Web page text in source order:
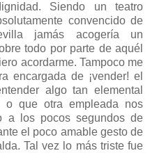
Siendo un teatro
convencido de
jamás acogería un
todo por parte de aquél
acordarme. Tampoco me
encargada de ¡vender! el
algo tan elemental
o que otra empleada nos
a los pocos segundos de
el poco amable gesto de
Tal vez lo más triste fue